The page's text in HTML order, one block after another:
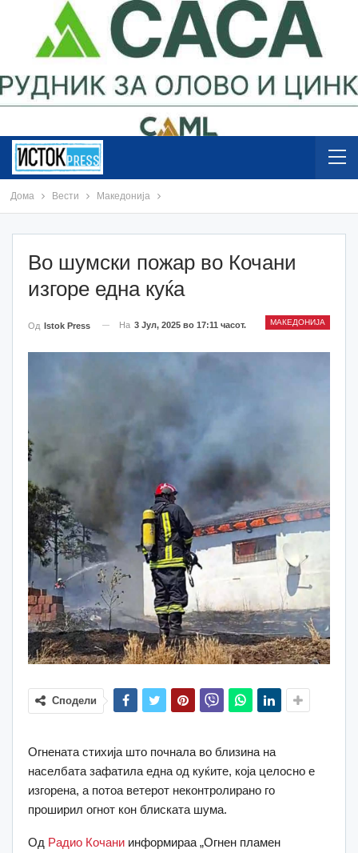
Дома Вести Македонија
Во шумски пожар во Кочани
изгоре една куќа
МАКЕДОНИЈА
Од Istok Press На 3 Јул, 2025 во 17:11 часот.
Сподели
Огнената стихија што почнала во близина на
населбата зафатила една од куќите, која целосно е
изгорена, а потоа ветерот неконтролирано го
проширил огнот кон блиската шума.
Од Радио Кочани информираа „Огнен пламен